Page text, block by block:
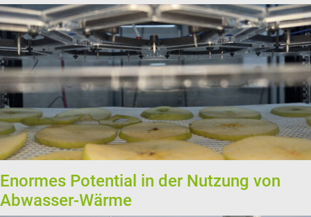
Enormes Potential in der Nutzung von
Abwasser-Wärme